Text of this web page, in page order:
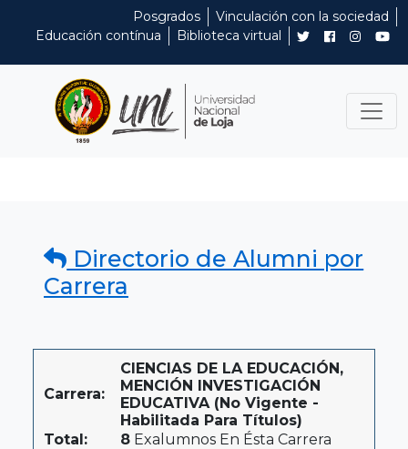
Posgrados
Vinculación con la sociedad
Educación contínua
Biblioteca virtual
Directorio de Alumni por
Carrera
Carrera:
CIENCIAS DE LA EDUCACIÓN,
MENCIÓN INVESTIGACIÓN
EDUCATIVA (No Vigente -
Habilitada Para Títulos)
Total:
8 Exalumnos En Ésta Carrera